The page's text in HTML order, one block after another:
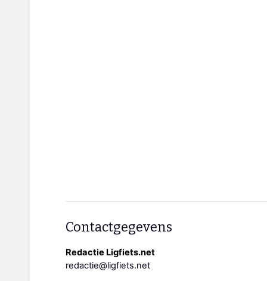
Contactgegevens
Redactie Ligfiets.net
redactie@ligfiets.net